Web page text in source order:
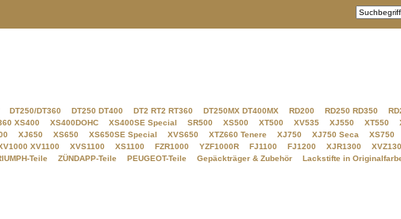
DT250/DT360 DT250 DT400 DT2 RT2 RT360 DT250MX DT400MX RD200 RD250 RD350
XS400 XS400DOHC XS400SE Special SR500 XS500 XT500 XV535 XJ550 XT550
XJ650 XS650 XS650SE Special XVS650 XTZ660 Tenere XJ750 XJ750 Seca XS750
XV1100 XVS1100 XS1100 FZR1000 YZF1000R FJ1100 FJ1200 XJR1300
Teile ZÜNDAPP-Teile PEUGEOT-Teile Gepäckträger & Zubehör Lackstifte in